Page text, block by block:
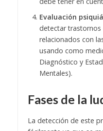
Evaluación
detectar trastornos
relacionados con
usando como
Diagnóstico y
Mentales).
Fases de la
La detección de este